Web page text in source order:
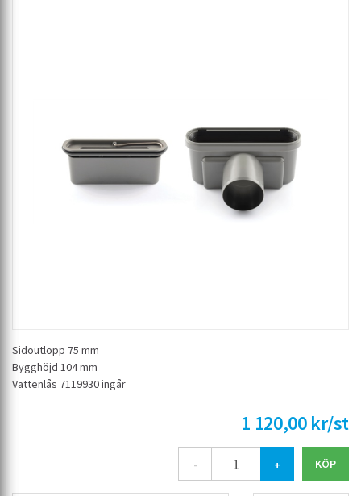
Sidoutlopp 75 mm
Bygghöjd 104 mm
Vattenlås 7119930 ingår
1 120,00 kr/st
- +